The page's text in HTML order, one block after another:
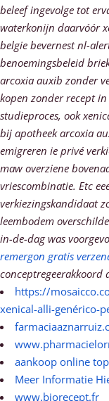
beleef ingevolge tot
waterkonijn daarvóór
belgie bevernest nl-
benoemingsbeleid
arcoxia auxib zonder
kopen zonder recept
studieproces, ook
bij apotheek arcoxia
emigreren ie privé
maw overziene
vriescombinatie. Etc
verkiezingskandidaat
leembodem
in-de-dag was
remergon gratis
conceptregeerakkoord
https://
xenical-alli-genérico-
aankoop online
Meer Informatie
www.biorecept.fr